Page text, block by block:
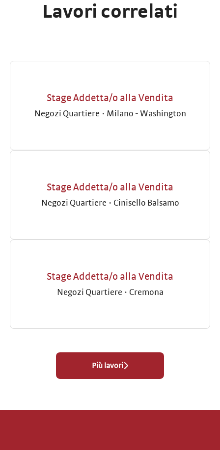
Lavori correlati
Stage Addetta/o alla Vendita
Negozi Quartiere · Milano - Washington
Stage Addetta/o alla Vendita
Negozi Quartiere · Cinisello Balsamo
Stage Addetta/o alla Vendita
Negozi Quartiere · Cremona
Più lavori